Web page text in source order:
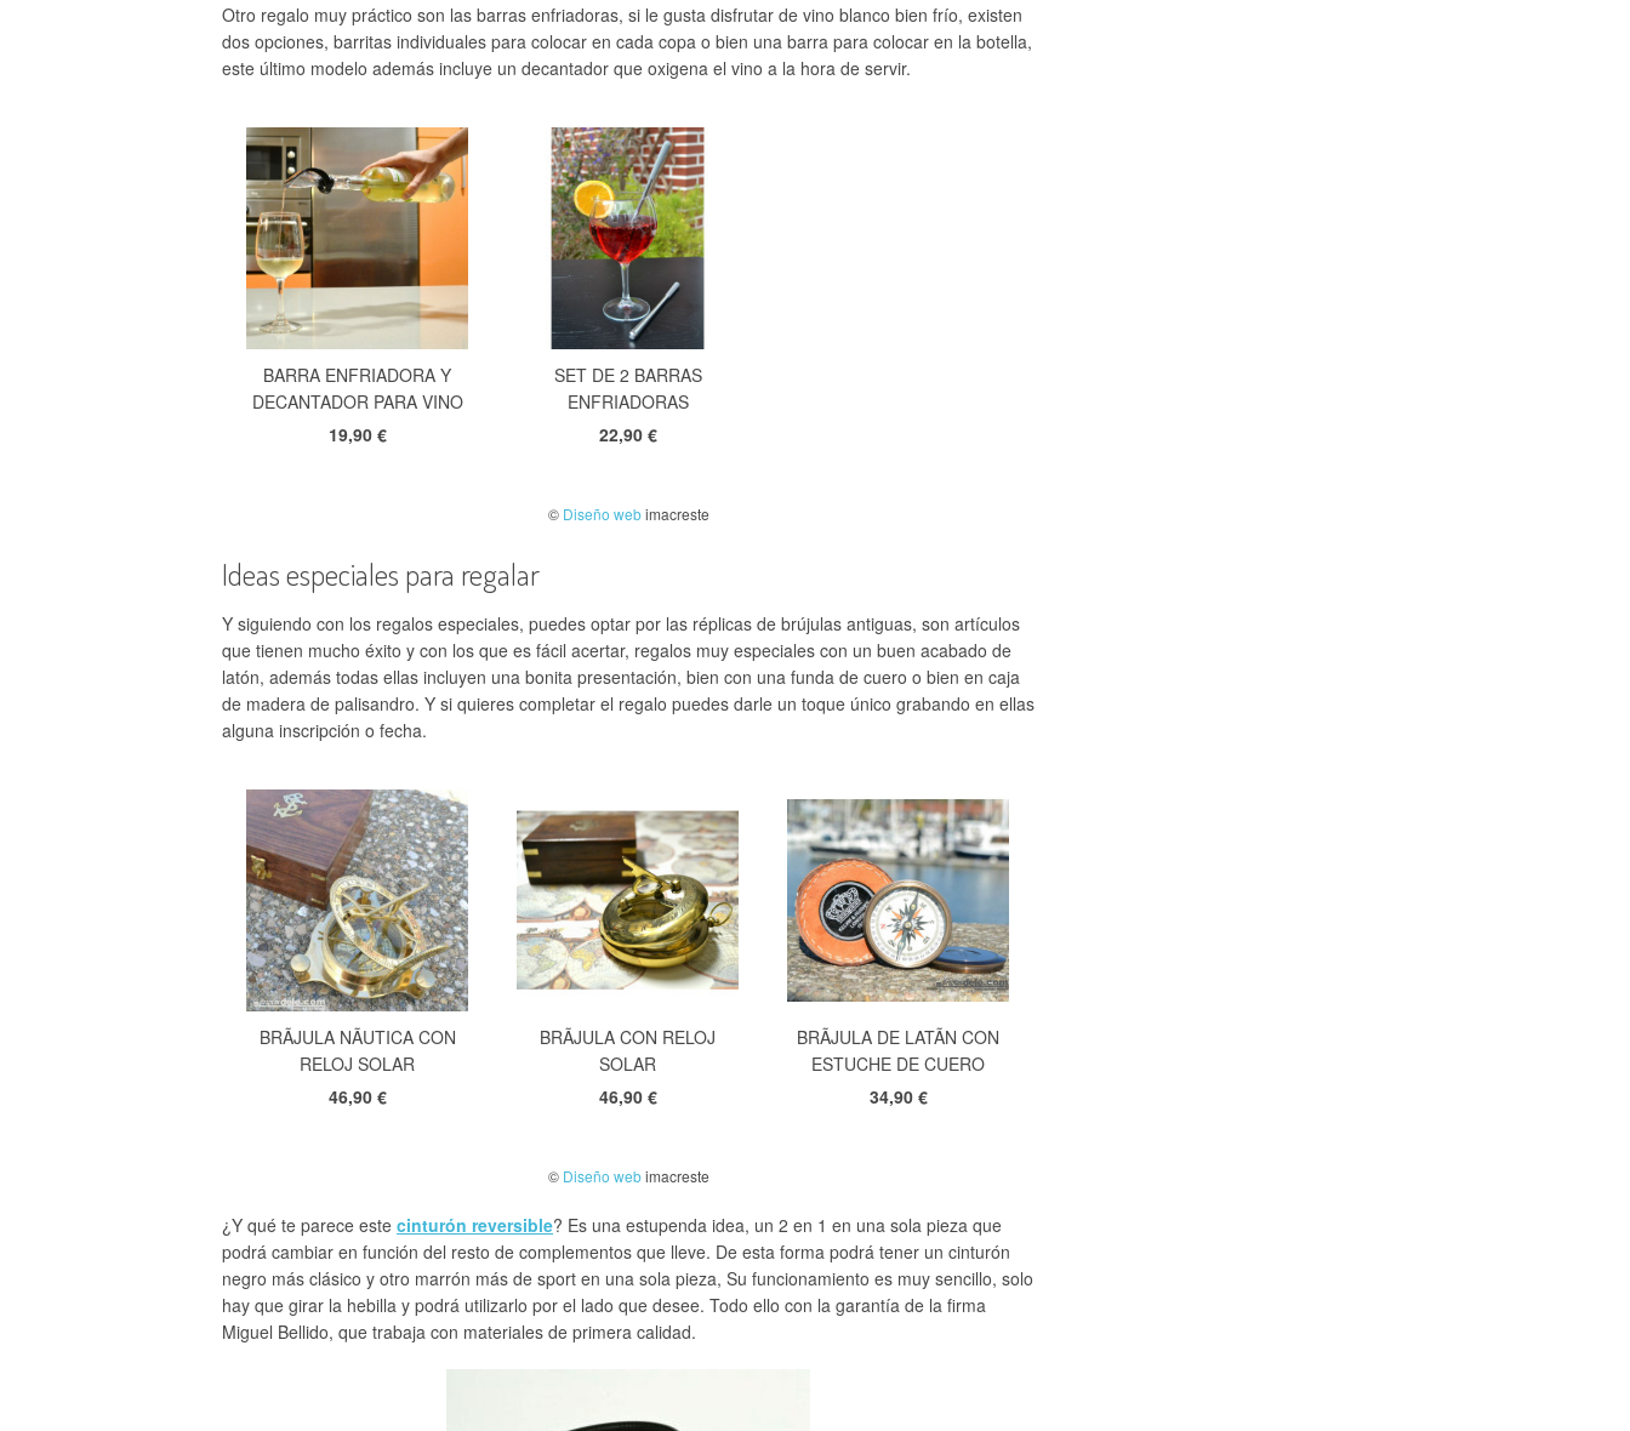
Otro regalo muy práctico son las barras enfriadoras, si le gusta disfrutar de vino blanco bien frío, existen
dos opciones, barritas individuales para colocar en cada copa o bien una barra para colocar en la botella,
este último modelo además incluye un decantador que oxigena el vino a la hora de servir.
BARRA ENFRIADORA Y
DECANTADOR PARA VINO
19,90 €
SET DE 2 BARRAS
ENFRIADORAS
22,90 €
© Diseño webimacreste
Ideas especiales para regalar
Y siguiendo con los regalos especiales, puedes optar por las réplicas de brújulas antiguas, son artículos
que tienen mucho éxito y con los que es fácil acertar, regalos muy especiales con un buen acabado de
latón, además todas ellas incluyen una bonita presentación, bien con una funda de cuero o bien en caja
de madera de palisandro. Y si quieres completar el regalo puedes darle un toque único grabando en ellas
alguna inscripción o fecha.
BRÃJULA NÃUTICA CON
RELOJ SOLAR
46,90 €
BRÃJULA CON RELOJ
SOLAR
46,90 €
BRÃJULA DE LATÃN CON
ESTUCHE DE CUERO
34,90 €
© Diseño webimacreste
¿Y qué te parece este cinturón reversible? Es una estupenda idea, un 2 en 1 en una sola pieza que
podrá cambiar en función del resto de complementos que lleve. De esta forma podrá tener un cinturón
negro más clásico y otro marrón más de sport en una sola pieza, Su funcionamiento es muy sencillo, solo
hay que girar la hebilla y podrá utilizarlo por el lado que desee. Todo ello con la garantía de la firma
Miguel Bellido, que trabaja con materiales de primera calidad.